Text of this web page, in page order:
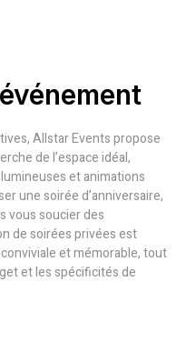
Allstar Events propose
de l’espace idéal,
et animations
une soirée d’anniversaire,
vous soucier des
de soirées privées est
et mémorable, tout
et les spécificités de